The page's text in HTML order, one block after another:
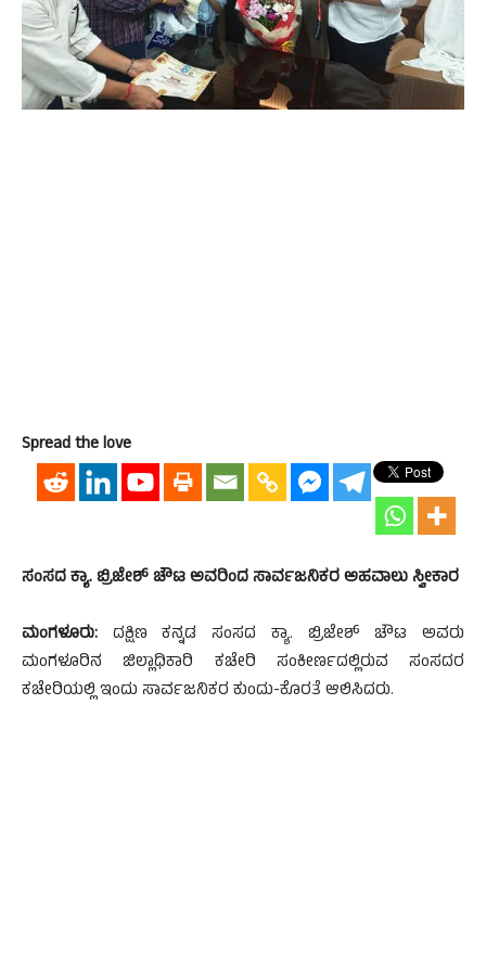
Spread the love
ಸಂಸದ ಕ್ಯಾ. ಬ್ರಿಜೇಶ್‌ ಚೌಟ ಅವರಿಂದ ಸಾರ್ವಜನಿಕರ ಅಹವಾಲು ಸ್ವೀಕಾರ
ಮಂಗಳೂರು: ದಕ್ಷಿಣ ಕನ್ನಡ ಸಂಸದ ಕ್ಯಾ. ಬ್ರಿಜೇಶ್‌ ಚೌಟ ಅವರು
ಮಂಗಳೂರಿನ ಜಿಲ್ಲಾಧಿಕಾರಿ ಕಚೇರಿ ಸಂಕೀರ್ಣದಲ್ಲಿರುವ ಸಂಸದರ
ಕಚೇರಿಯಲ್ಲಿ ಇಂದು ಸಾರ್ವಜನಿಕರ ಕುಂದು-ಕೊರತೆ ಆಲಿಸಿದರು.